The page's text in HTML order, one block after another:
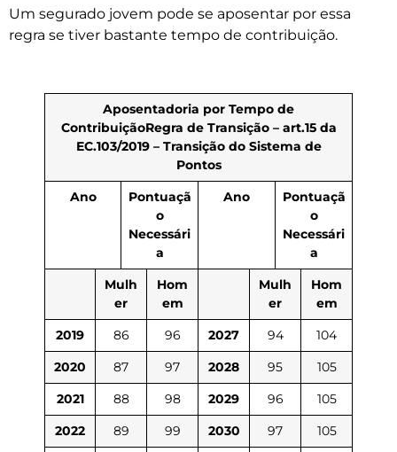
Um segurado jovem pode se aposentar por essa
regra se tiver bastante tempo de contribuição.
Aposentadoria por Tempo de
ContribuiçãoRegra de Transição – art.15 da
EC.103/2019 – Transição do Sistema de
Pontos
Ano
Pontuaçã
o
Necessári
a
Ano
Pontuaçã
o
Necessári
a
Mulh
er
Hom
em
Mulh
er
Hom
em
2019
86 96 2027 94
104
2020
87 97 2028 95
105
2021
88 98 2029 96
105
2022
89 99 2030 97
105